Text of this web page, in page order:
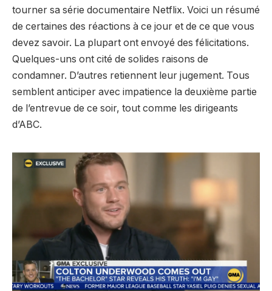
tourner sa série documentaire Netflix. Voici un résumé
de certaines des réactions à ce jour et de ce que vous
devez savoir. La plupart ont envoyé des félicitations.
Quelques-uns ont cité de solides raisons de
condamner. D’autres retiennent leur jugement. Tous
semblent anticiper avec impatience la deuxième partie
de l’entrevue de ce soir, tout comme les dirigeants
d’ABC.